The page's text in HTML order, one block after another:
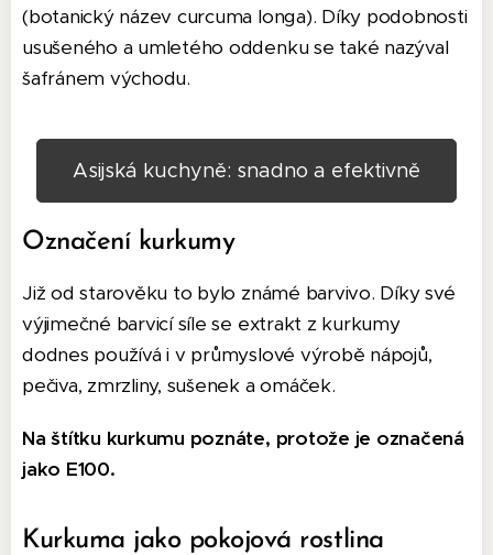
(botanický název curcuma longa). Díky podobnosti
usušeného a umletého oddenku se také nazýval
šafránem východu.
Asijská kuchyně: snadno a efektivně
Označení kurkumy
Již od starověku to bylo známé barvivo. Díky své
výjimečné barvicí síle se extrakt z kurkumy
dodnes používá i v průmyslové výrobě nápojů,
pečiva, zmrzliny, sušenek a omáček.
Na štítku kurkumu poznáte, protože je označená
jako E100.
Kurkuma jako pokojová rostlina